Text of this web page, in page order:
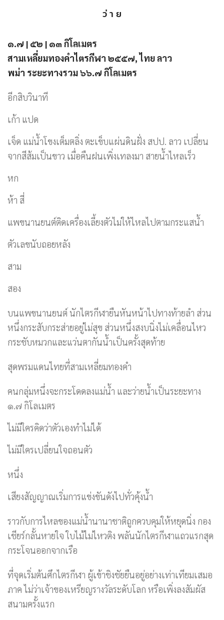
ว่ า ย
๑.๗ | ๕๒ | ๑๓ กิโลเมตร
สามเหลี่ยมทองคำไตรกีฬา ๒๕๕๗, ไทย ลาว
พม่า ระยะทางรวม ๖๖.๗ กิโลเมตร
อีกสิบวินาที
เก้า แปด
เจ็ด แม่น้ำโขงเต็มตลิ่ง ตะเข็บแผ่นดินฝั่ง สปป. ลาว เปลี่ยน
จากสีส้มเป็นขาว เมื่อคืนฝนเพิ่งเทลงมา สายน้ำไหลเร็ว
หก
ห้า สี่
แพขนานยนต์ติดเครื่องเลี้ยงตัวไม่ให้ไหลไปตามกระแสน้ำ
ตัวเลขนับถอยหลัง
สาม
สอง
บนแพขนานยนต์ นักไตรกีฬายืนหันหน้าไปทางท้ายลำ ส่วน
หนึ่งกระสับกระส่ายอยู่ไม่สุข ส่วนหนึ่งสงบนิ่งไม่เคลื่อนไหว
กระชับหมวกและแว่นตากันน้ำเป็นครั้งสุดท้าย
สุดพรมแดนไทยที่สามเหลี่ยมทองคำ
คนกลุ่มหนึ่งจะกระโดดลงแม่น้ำ และว่ายน้ำเป็นระยะทาง
๑.๗ กิโลเมตร
ไม่มีใครคิดว่าตัวเองทำไม่ได้
ไม่มีใครเปลี่ยนใจถอนตัว
หนึ่ง
เสียงสัญญาณเริ่มการแข่งขันดังไปทั่วคุ้งน้ำ
ราวกับการไหลของแม่น้ำนานาชาติถูกควบคุมให้หยุดนิ่ง กอง
เชียร์กลั้นหายใจ ใบไม้ไม่ไหวติง พลันนักไตรกีฬาแถวแรกสุด
กระโจนออกจากเรือ
ที่จุดเริ่มต้นศึกไตรกีฬา ผู้เข้าชิงชัยยืนอยู่อย่างเท่าเทียมเสมอ
ภาค ไม่ว่าเจ้าของเหรียญรางวัลระดับโลก หรือเพิ่งลงสัมผัส
สนามครั้งแรก